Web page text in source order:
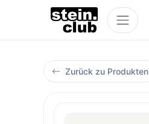
Zurück zu Produkten